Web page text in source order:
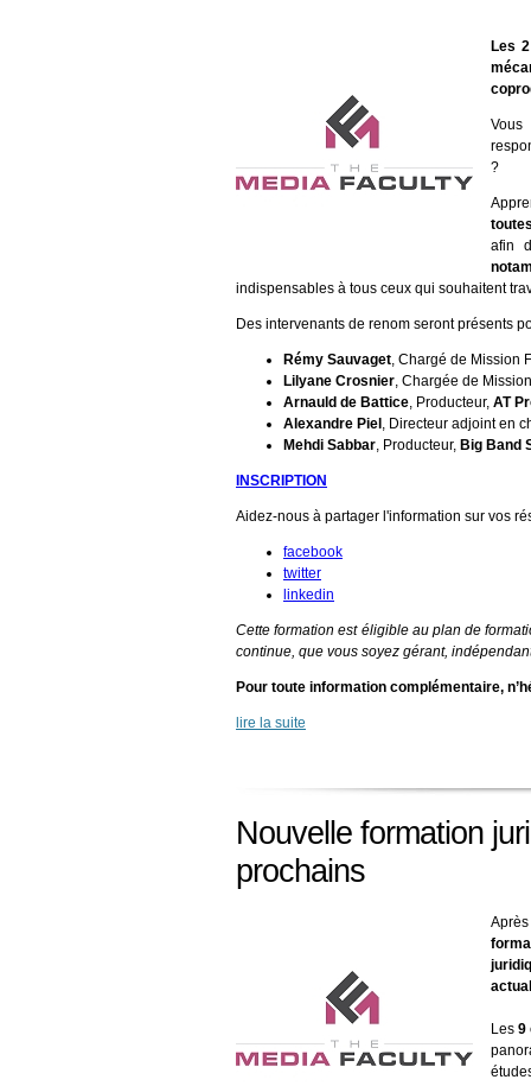
Les
?
afin
indispensables à tous ceux qui souhaitent
Des intervenants de renom seront présents
Rémy Sauvaget, Chargé de Mission
Lilyane Crosnier, Chargée de
Arnauld de Battice, Producteur, AT
Alexandre Piel , Directeur adjoint en
Mehdi Sabbar, Producteur, Big Band
INSCRIPTION
Aidez-nous à partager l'information sur vos
facebook
twitter
linkedin
Cette formation est éligible au plan de
continue, que vous soyez gérant,
Pour toute information complémentaire,
lire la suite
Nouvelle formation
prochains
Les 9